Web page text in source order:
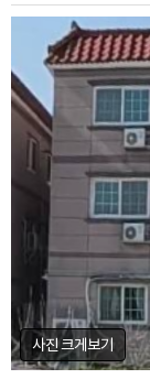
사진 크게보기